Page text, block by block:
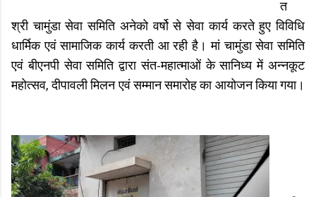
त
श्री चामुंडा सेवा समिति अनेको वर्षो से सेवा कार्य करते हुए विविधि
धार्मिक एवं सामाजिक कार्य करती आ रही है। मां चामुंडा सेवा समिति
एवं बीएनपी सेवा समिति द्वारा संत-महात्माओं के सानिध्य में अन्नकूट
महोत्सव, दीपावली मिलन एवं सम्मान समारोह का आयोजन किया गया।